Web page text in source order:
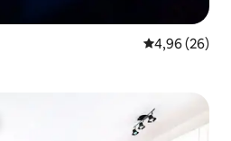
Gemiddelde
4,96 (26)